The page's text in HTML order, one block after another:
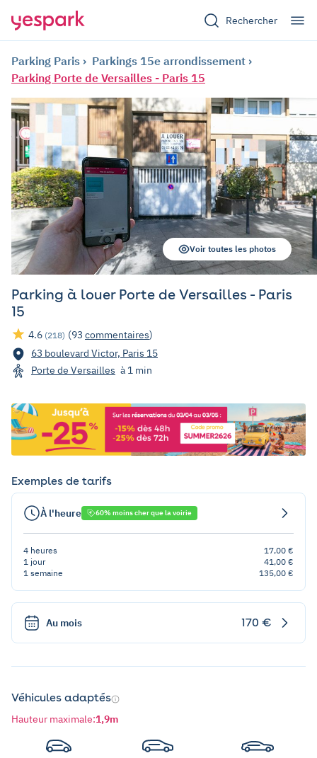
Rechercher
Parking Paris
Parkings 15e arrondissement
Parking Porte de Versailles - Paris 15
Parking à louer Porte de Versailles - Paris
15
4.6 (218) (93 commentaires)
63 boulevard Victor, Paris 15
Porte de Versailles à 1 min
Voir toutes les photos
Exemples de tarifs
À l'heure 60% moins cher que la voirie
4 heures
17,00 €
1 jour
41,00 €
1 semaine
135,00 €
Au mois 170 €
Véhicules adaptés
Hauteur maximale:1,9m